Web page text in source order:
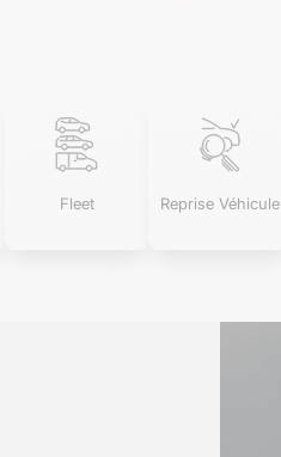
Fleet Reprise Véhicule